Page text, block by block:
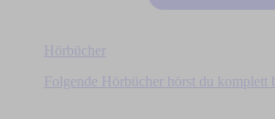
Hörbücher
Folgende Hörbücher hörst du komplett